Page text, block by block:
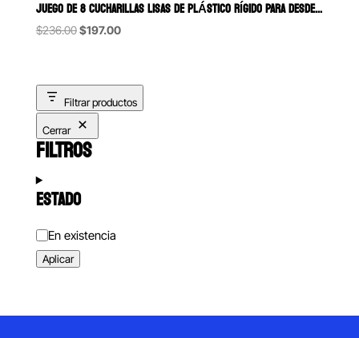
JUEGO DE 8 CUCHARILLAS LISAS DE PLÁSTICO RÍGIDO PARA DESDENTADO
$236.00Original
$236.00.
$197.00Current
$197.00.
Filtrar productos
Cerrar
FILTROS
ESTADO
Estado
En existencia
Aplicar